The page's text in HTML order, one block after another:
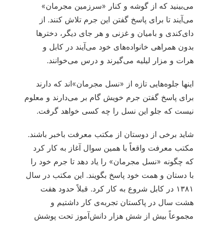
می‌‏بینید که از گوشه و کنار «سرزمین مجرمان»
می‌‏آیند تا برای پاسخ گفتن این جرم تلاش کنند. از
دای‌کندی و بامیان و غزنی و هر جای دیگر، دخترها
بدون همراهی خانواده‏‌های خود می‌‏آیند در کابل و
هرات و مزار لیلیه می‌‏گیرند و درس می‌‏خوانند.
اینها جلوه‏‌هایی تازه از «نسل مجرمان»اند که دارند
برای پاسخ گفتن جرم خویش گام بر می‌‏دارند و معلوم
نیست که جلو این نسل را چه کسی خواهد گرفت.
شاید برخی از دوستان از مکتب معرفت باخبر باشند.
مکتب معرفت واقعاً با همین سوال آغاز به کار کرد
که چگونه «نسل مجرمان» را یاد دهد تا جرم خود را
با دستان و همت خود پاسخ بگویند. این مکتب در سال
۱۳۸۱ در کابل شروع به کار کرد. قبلاً حدود هفت
هشت سال در پاکستان تجربه‏‌ی کار داشتیم و
مجموعاً بیش از شش هزار دانش‌‏آموز تحت پوشش